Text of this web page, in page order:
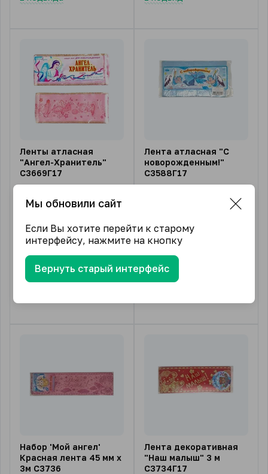
Ленты атласная
"Ангел-Хранитель"
С3669Г17
55.20₽
2 подвида
Лента атласная "С
новорожденным!"
С3588Г17
С3588
Длина нити, м:
от65.11
Набор 'Мой ангел'
Красная лента 45 мм x
3м С3736
Лента декоративная
"Наш малыш" 3 м
С3734Г17
Мы обновили сайт
Если Вы хотите перейти к старому
интерфейсу, нажмите на кнопку
Вернуть старый интерфейс